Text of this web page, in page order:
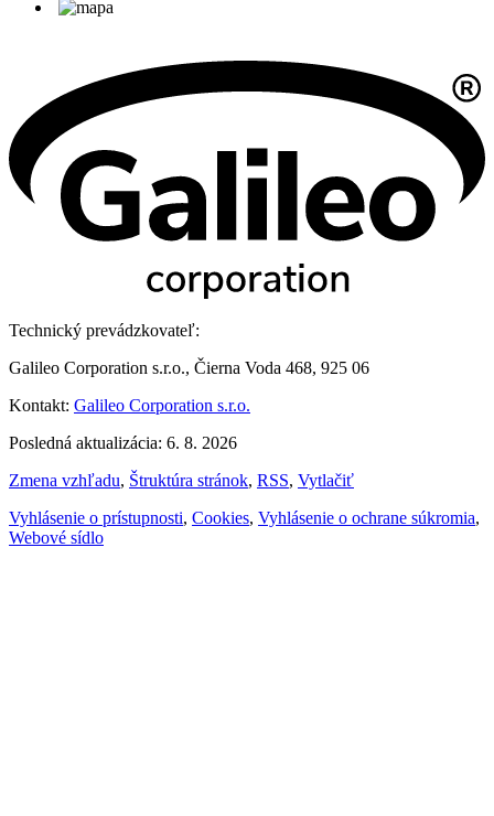
Technický prevádzkovateľ:
Galileo Corporation s.r.o., Čierna Voda 468, 925 06
Kontakt: Galileo Corporation s.r.o.
Posledná aktualizácia: 6. 8. 2026
Zmena vzhľadu, Štruktúra stránok, RSS, Vytlačiť
Vyhlásenie o prístupnosti, Cookies, Vyhlásenie o ochrane súkromia,
Webové sídlo